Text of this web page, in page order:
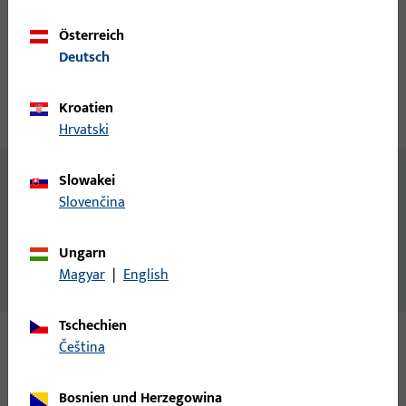
Produktbeschreibung
Technische Daten
Inhalt
Federpuffer, weiß
Ferderpuffer für Laufschiene
Österreich
Deutsch
Kroatien
Hrvatski
Slowakei
Slovenčina
Ungarn
Magyar | English
Tschechien
čeština
Bosnien und Herzegowina